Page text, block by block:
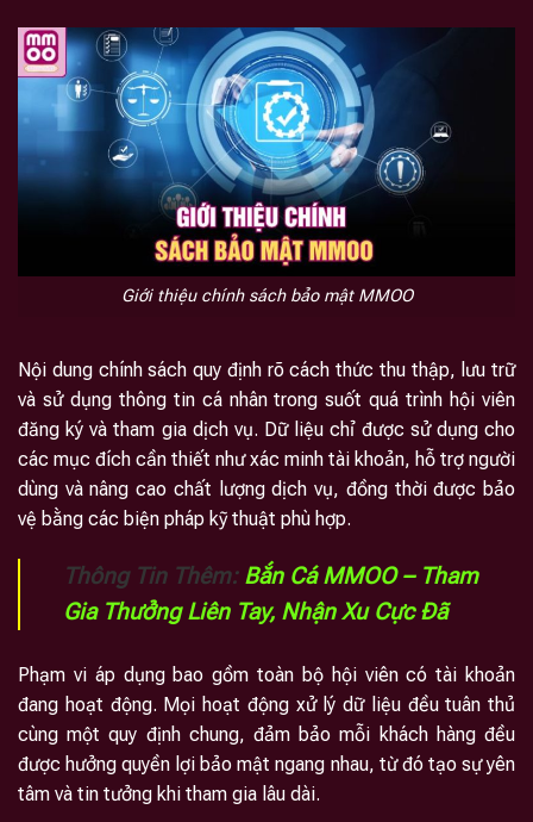
Giới thiệu chính sách bảo mật MMOO
Nội dung chính sách quy định rõ cách thức thu thập, lưu trữ
và sử dụng thông tin cá nhân trong suốt quá trình hội viên
đăng ký và tham gia dịch vụ. Dữ liệu chỉ được sử dụng cho
các mục đích cần thiết như xác minh tài khoản, hỗ trợ người
dùng và nâng cao chất lượng dịch vụ, đồng thời được bảo
vệ bằng các biện pháp kỹ thuật phù hợp.
Thông Tin Thêm: Bắn Cá MMOO – Tham
Gia Thưởng Liên Tay, Nhận Xu Cực Đã
Phạm vi áp dụng bao gồm toàn bộ hội viên có tài khoản
đang hoạt động. Mọi hoạt động xử lý dữ liệu đều tuân thủ
cùng một quy định chung, đảm bảo mỗi khách hàng đều
được hưởng quyền lợi bảo mật ngang nhau, từ đó tạo sự yên
tâm và tin tưởng khi tham gia lâu dài.